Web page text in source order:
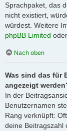
Sprachpaket, das
nicht existiert,
würdest. Weitere
phpBB Limited
Nach oben
Was sind das für
angezeigt
In der
Benutzernamen
Rang verknüpft:
deine Beitragszahl